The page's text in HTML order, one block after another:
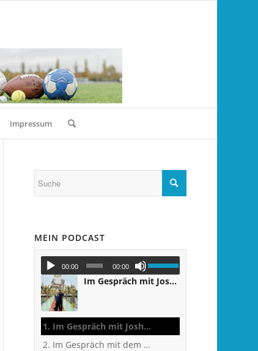
Impressum
MEIN PODCAST
00:00 00:00
Im Gespräch mit Joshua Osifo - zwischen Studium, Handball und Weltreise
1. Im Gespräch mit Joshua Osifo - zwischen Studium, Handball und Weltreise
2. Im Gespräch mit dem ehemaligen Fußballer, jetzigen Handball-Fan und KFZ-Techniker-Meister Matthias Rieth